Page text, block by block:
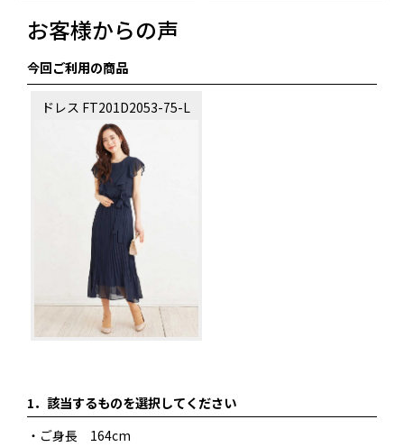
お客様からの声
今回ご利用の商品
ドレス FT201D2053-75-L
1． 該当するものを選択してください
・ご身長 164cm